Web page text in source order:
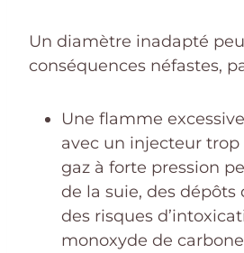
Un diamètre inadapté
conséquences néfastes,
Une flamme
avec un injecteur
gaz à forte pression
de la suie, des dépôts
des risques
monoxyde de